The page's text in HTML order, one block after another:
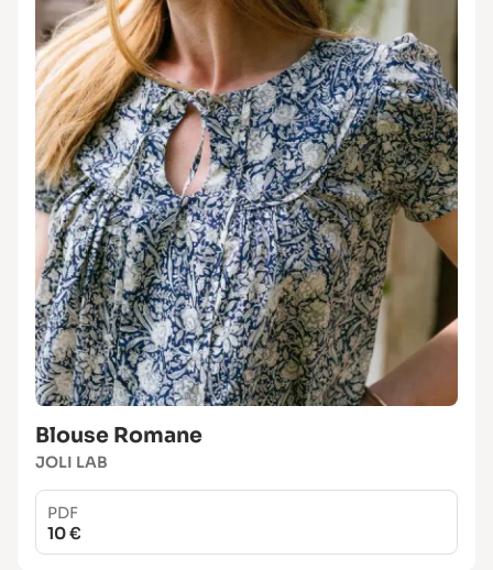
Blouse Romane
JOLI LAB
PDF
10 €